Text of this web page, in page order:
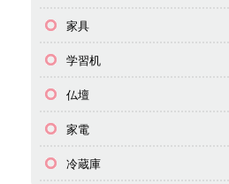
家具
学習机
仏壇
家電
冷蔵庫